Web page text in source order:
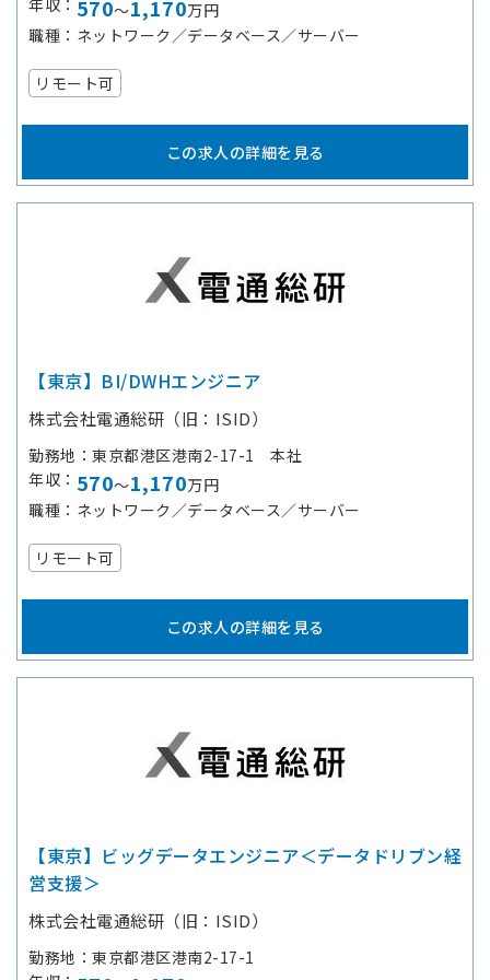
年収
570～1,170万円
職種
ネットワーク／データベース／サーバー
リモート可
この求人の詳細を見る
【東京】BI/DWHエンジニア
株式会社電通総研（旧：ISID）
勤務地
東京都港区港南2-17-1 本社
年収
570～1,170万円
職種
ネットワーク／データベース／サーバー
リモート可
この求人の詳細を見る
【東京】ビッグデータエンジニア＜データドリブン経
営支援＞
株式会社電通総研（旧：ISID）
勤務地
東京都港区港南2-17-1